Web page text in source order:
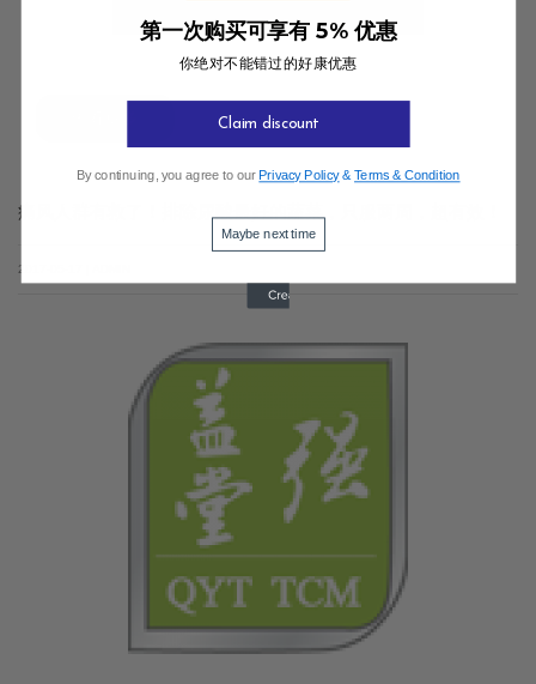
痛风人群有救了！排除尿酸最好的蔬菜，只服两周，超有效！
2017-05-17 | ADMIN
第一次购买可享有 5% 优惠
你绝对不能错过的好康优惠
Claim discount
By continuing, you agree to our Privacy Policy&Terms & Condition
Maybe next time